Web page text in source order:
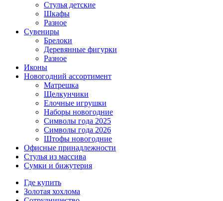
Стулья детские
Шкафы
Разное
Сувениры
Брелоки
Деревянные фигурки
Разное
Иконы
Новогодний ассортимент
Матрешка
Щелкунчики
Елочные игрушки
Наборы новогодние
Символы года 2025
Символы года 2026
Штофы новогодние
Офисные принадлежности
Стулья из массива
Сумки и бижутерия
Где купить
Золотая хохлома